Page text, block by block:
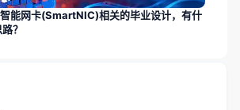
能网卡(SmartNIC)相关的毕业设计，有什
？